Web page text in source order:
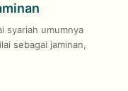
syariah umumnya
sebagai jaminan,